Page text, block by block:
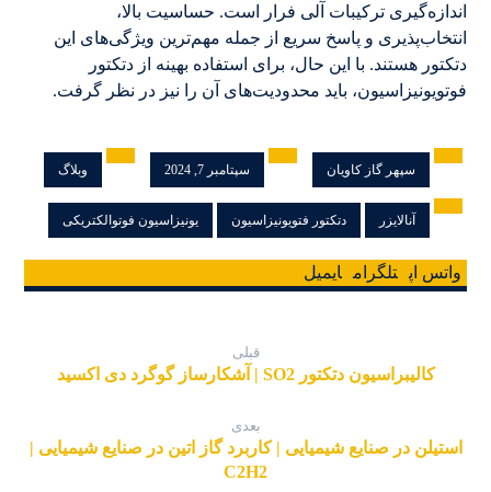
اندازه‌گیری ترکیبات آلی فرار است. حساسیت بالا،
انتخاب‌پذیری و پاسخ سریع از جمله مهم‌ترین ویژگی‌های این
دتکتور هستند. با این حال، برای استفاده بهینه از دتکتور
فوتویونیزاسیون، باید محدودیت‌های آن را نیز در نظر گرفت.
سپهر گاز کاویان سپتامبر 7, 2024 وبلاگ
آنالایزر دتکتور فتویونیزاسیون یونیزاسیون فوتوالکتریکی
واتس اپ تلگرام ایمیل
قبلی
کالیبراسیون دتکتور SO2 | آشکارساز گوگرد دی اکسید
بعدی
استیلن در صنایع شیمیایی | کاربرد گاز اتین در صنایع شیمیایی |
C2H2